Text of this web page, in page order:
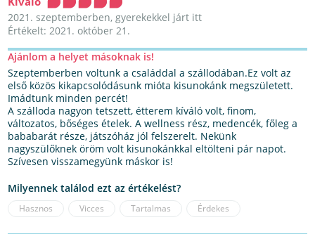
2021. szeptemberben, gyerekekkel járt itt
Értékelt: 2021. október 21.
Ajánlom a helyet másoknak is!
Szeptemberben voltunk a családdal a szállodában.Ez volt az
első közös kikapcsolódásunk mióta kisunokánk megszületett.
Imádtunk minden percét!
A szálloda nagyon tetszett, étterem kíváló volt, finom,
változatos, bőséges ételek. A wellness rész, medencék, főleg a
bababarát része, játszóház jól felszerelt. Nekünk
nagyszülőknek öröm volt kisunokánkkal eltölteni pár napot.
Szívesen visszamegyünk máskor is!
Milyennek találod ezt az értékelést?
Hasznos Vicces Tartalmas Érdekes